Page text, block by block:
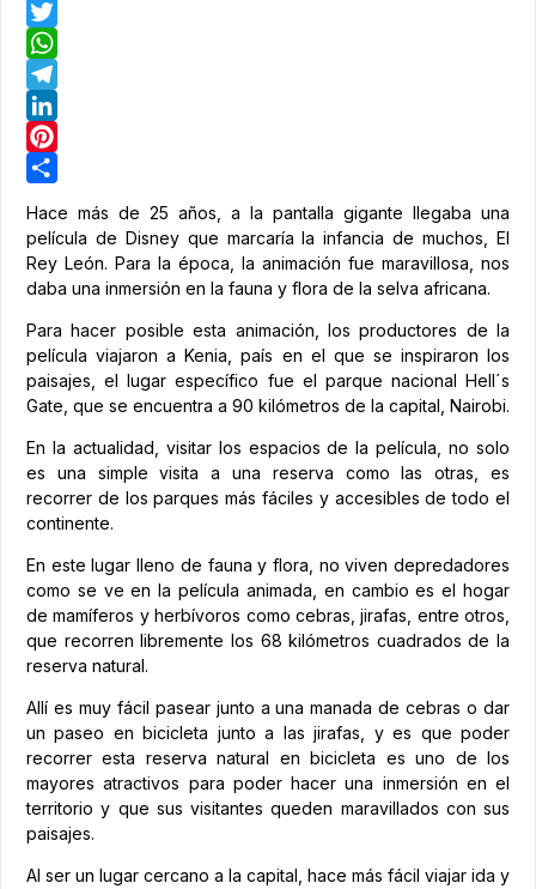
Facebook
Twitter
WhatsApp
Telegram
LinkedIn
Pinterest
Hace más de 25 años, a la pantalla gigante llegaba una
película de Disney que marcaría la infancia de muchos, El
Rey León. Para la época, la animación fue maravillosa, nos
daba una inmersión en la fauna y flora de la selva africana.
Para hacer posible esta animación, los productores de la
película viajaron a Kenia, país en el que se inspiraron los
paisajes, el lugar específico fue el parque nacional Hell´s
Gate, que se encuentra a 90 kilómetros de la capital, Nairobi.
En la actualidad, visitar los espacios de la película, no solo
es una simple visita a una reserva como las otras, es
recorrer de los parques más fáciles y accesibles de todo el
continente.
En este lugar lleno de fauna y flora, no viven depredadores
como se ve en la película animada, en cambio es el hogar
de mamíferos y herbívoros como cebras, jirafas, entre otros,
que recorren libremente los 68 kilómetros cuadrados de la
reserva natural.
Allí es muy fácil pasear junto a una manada de cebras o dar
un paseo en bicicleta junto a las jirafas, y es que poder
recorrer esta reserva natural en bicicleta es uno de los
mayores atractivos para poder hacer una inmersión en el
territorio y que sus visitantes queden maravillados con sus
paisajes.
Al ser un lugar cercano a la capital, hace más fácil viajar ida y